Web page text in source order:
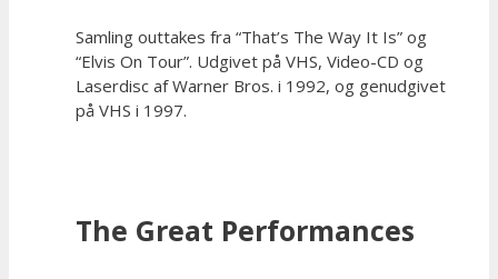
Samling outtakes fra “That’s The Way It Is” og
“Elvis On Tour”. Udgivet på VHS, Video-CD og
Laserdisc af Warner Bros. i 1992, og genudgivet
på VHS i 1997.
The Great Performances